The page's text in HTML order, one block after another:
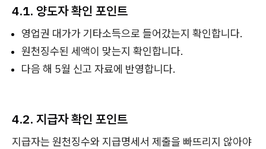
4.1. 양도자 확인 포인트
영업권 대가가 기타소득으로 들어갔는지 확인합니다.
원천징수된 세액이 맞는지 확인합니다.
다음 해 5월 신고 자료에 반영합니다.
4.2. 지급자 확인 포인트
지급자는 원천징수와 지급명세서 제출을 빠뜨리지 않아야